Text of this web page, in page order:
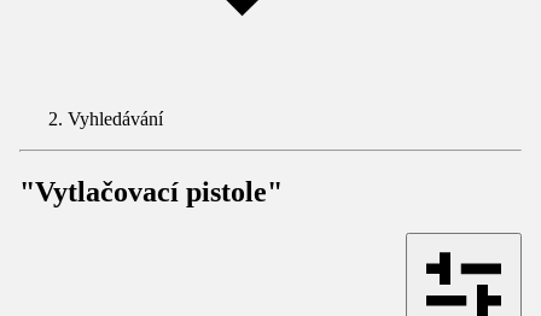
Vyhledávání
"Vytlačovací pistole"